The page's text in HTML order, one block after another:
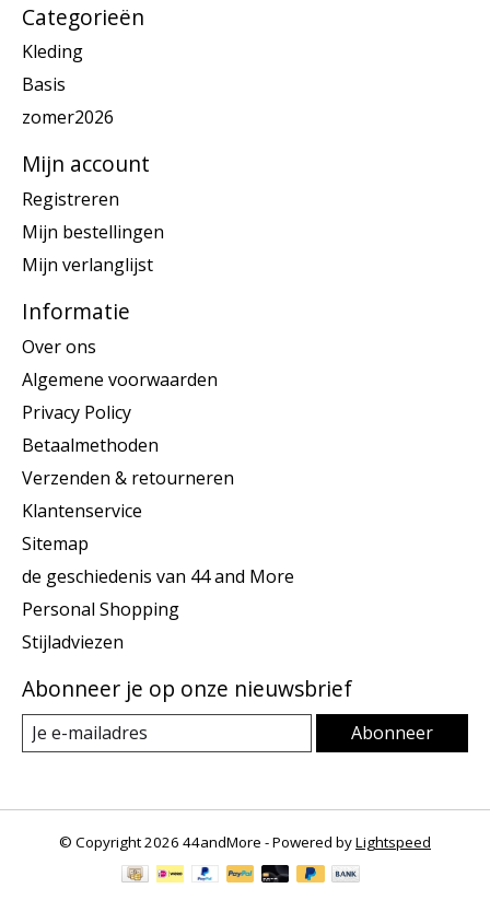
Categorieën
Kleding
Basis
zomer2026
Mijn account
Registreren
Mijn bestellingen
Mijn verlanglijst
Informatie
Over ons
Algemene voorwaarden
Privacy Policy
Betaalmethoden
Verzenden & retourneren
Klantenservice
Sitemap
de geschiedenis van 44 and More
Personal Shopping
Stijladviezen
Abonneer je op onze nieuwsbrief
Abonneer
© Copyright 2026 44andMore - Powered byLightspeed